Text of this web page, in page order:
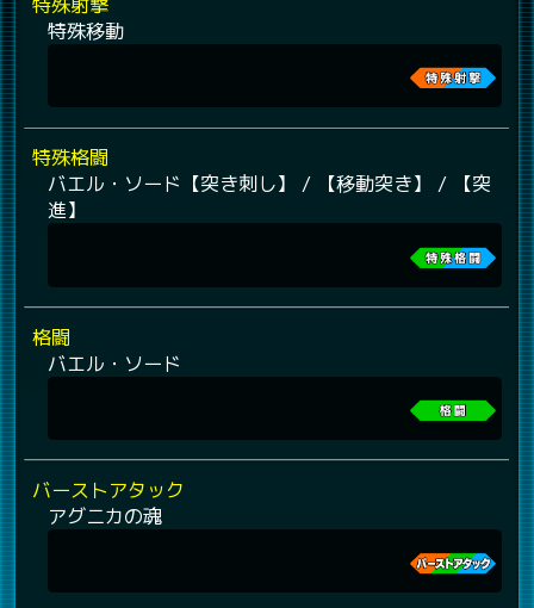
特殊移動
特殊格闘
バエル・ソード【突き刺し】 / 【移動突き】 / 【突
進】
格闘
バエル・ソード
バーストアタック
アグニカの魂